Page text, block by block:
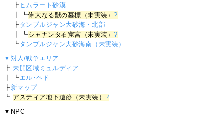
┣ ヒムラート砂漠
┃ ┗偉大なる獣の墓標（未実装）?
┣ タンブルジャン大砂海・北部
┃ ┗シャナンタ石窟宮（未実装）?
┗ タンブルジャン大砂海南（未実装）
▼対人/戦争エリア
┣未開区域ミュルディア
┃ ┗エル･ベド
┣新マップ
┗ アスティア地下遺跡（未実装）?
▼NPC